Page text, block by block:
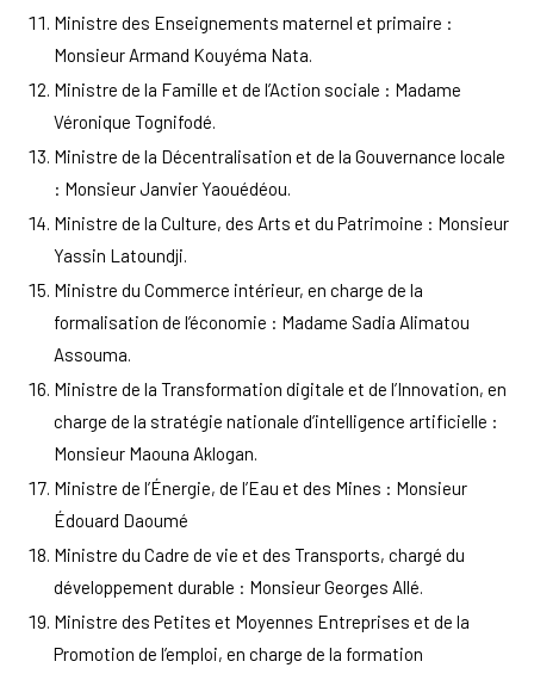
Ministre des Enseignements maternel et primaire :
Monsieur Armand Kouyéma Nata.
Ministre de la Famille et de l’Action sociale : Madame
Véronique Tognifodé.
Ministre de la Décentralisation et de la Gouvernance locale
: Monsieur Janvier Yaouédéou.
Ministre de la Culture, des Arts et du Patrimoine : Monsieur
Yassin Latoundji.
Ministre du Commerce intérieur, en charge de la
formalisation de l’économie : Madame Sadia Alimatou
Assouma.
Ministre de la Transformation digitale et de l’Innovation, en
charge de la stratégie nationale d’intelligence artificielle :
Monsieur Maouna Aklogan.
Ministre de l’Énergie, de l’Eau et des Mines : Monsieur
Édouard Daoumé
Ministre du Cadre de vie et des Transports, chargé du
développement durable : Monsieur Georges Allé.
Ministre des Petites et Moyennes Entreprises et de la
Promotion de l’emploi, en charge de la formation